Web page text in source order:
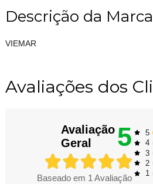
Descrição da Marca
VIEMAR
Avaliações dos
Avaliação
Geral
5
Baseado em 1Avaliação
5
4
3
2
1